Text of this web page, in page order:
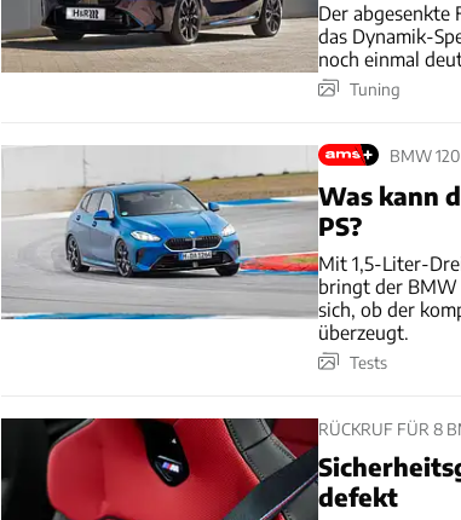
Der
das Dynamik-
noch einmal
Tuning
BMW
Was kann
PS?
Mit 1,5-Liter-
bringt der BMW
sich, ob der
überzeugt.
Tests
RÜCKRUF FÜR 8
defekt